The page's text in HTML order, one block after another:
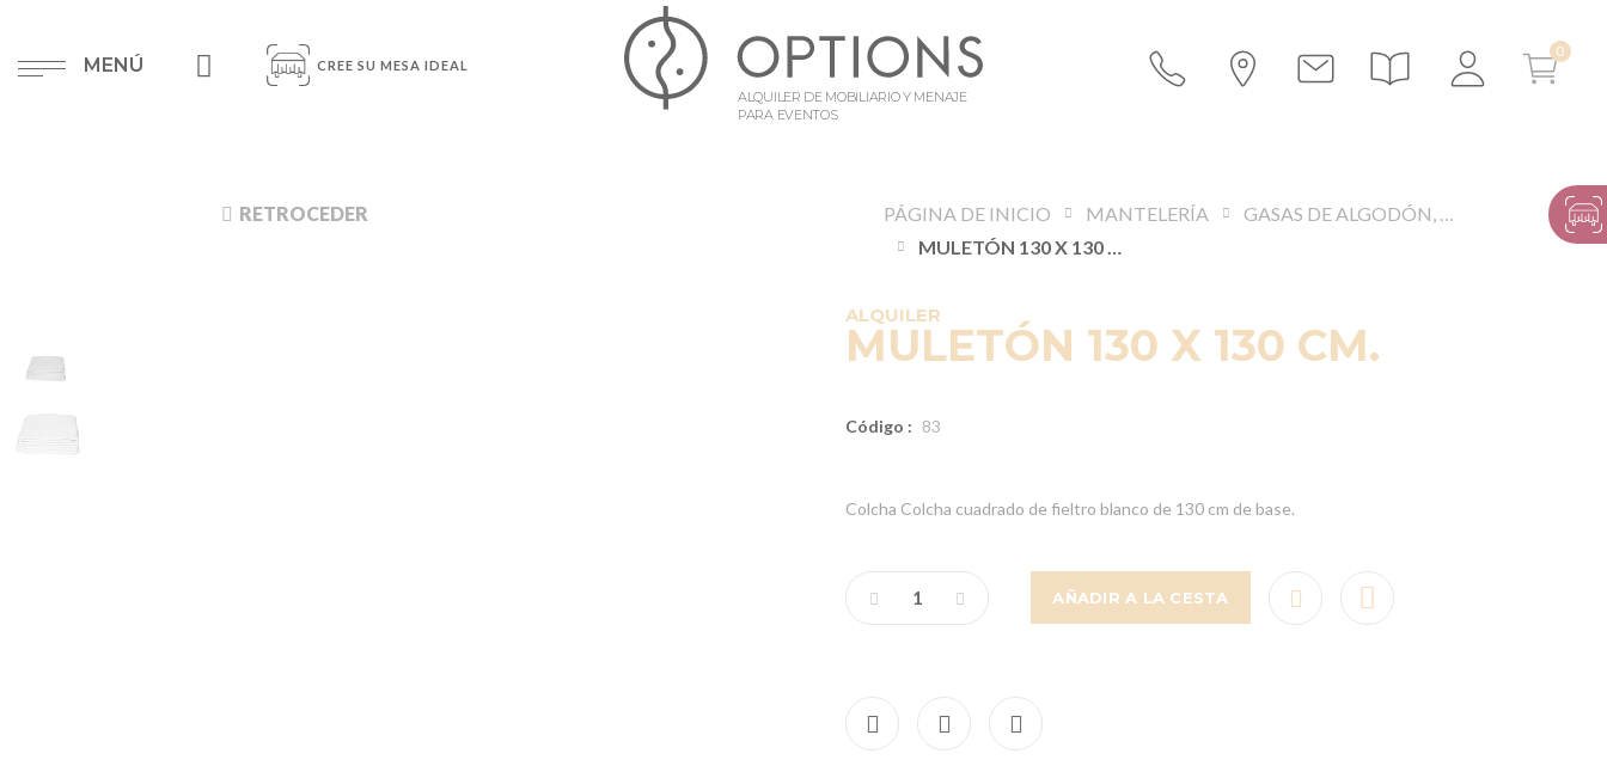
MENÚ CREE SU MESA IDEAL
ALQUILER DE MOBILIARIO Y MENAJE
PARA EVENTOS
RETROCEDER PÁGINA DE INICIO MANTELERÍA
GASAS DE ALGODÓN, MULETONES Y FIELTROS
MULETÓN 130 X 130 CM.
ALQUILER
MULETÓN 130 X 130 CM.
Código : 83
Colcha Colcha cuadrado de fieltro blanco de 130 cm de base.
AÑADIR A LA CESTA